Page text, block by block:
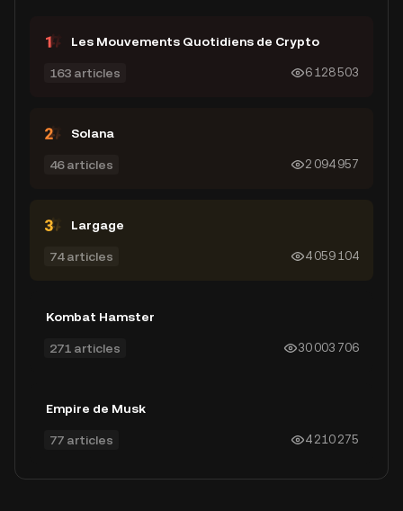
Les Mouvements Quotidiens de Crypto
163 articles 6 128 503
Solana
46 articles 2 094 957
Largage
74 articles 4 059 104
Kombat Hamster
271 articles 30 003 706
Empire de Musk
77 articles 4 210 275